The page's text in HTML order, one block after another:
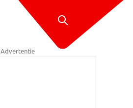
Advertentie